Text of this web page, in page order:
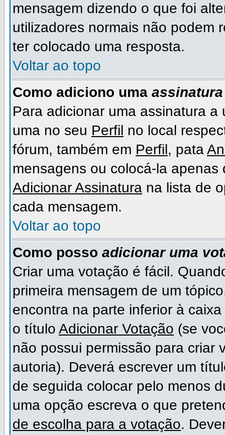
mensagem dizendo o que foi
utilizadores normais não podem
ter colocado uma resposta.
Voltar ao topo
Como adiciono uma assinatura
Para adicionar uma assinatura
uma no seu Perfil no local
fórum, também em Perfil, pata
mensagens ou colocá-la
Adicionar Assinatura na lista de
cada mensagem.
Voltar ao topo
Como posso adicionar uma
Criar uma votação é fácil.
primeira mensagem de um
encontra na parte inferior à
o título Adicionar Votação (se
não possui permissão para criar
autoria). Deverá escrever um
de seguida colocar pelo menos
uma opção escreva o que
de escolha para a votação.